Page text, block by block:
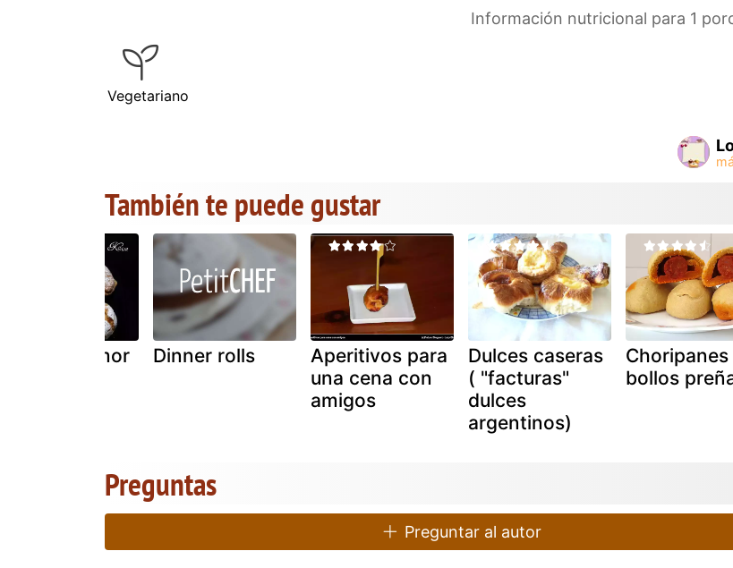
Información nutricional para 1
Vegetariano
También te puede gustar
de amor
Dinner rolls
Aperitivos para
una cena con
amigos
Dulces caseras
( "facturas"
dulces
argentinos)
Choripanes
bollos
Preguntas
Preguntar al autor